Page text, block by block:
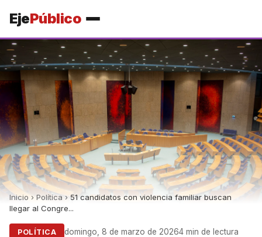
EjePúblico
Inicio › Política › 51 candidatos con violencia familiar buscan
llegar al Congre...
POLÍTICA domingo, 8 de marzo de 20264 min de lectura